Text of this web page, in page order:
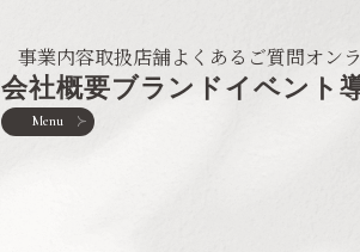
事業内容取扱店舗よくあるご質問オン
会社概要ブランドイベント
Menu